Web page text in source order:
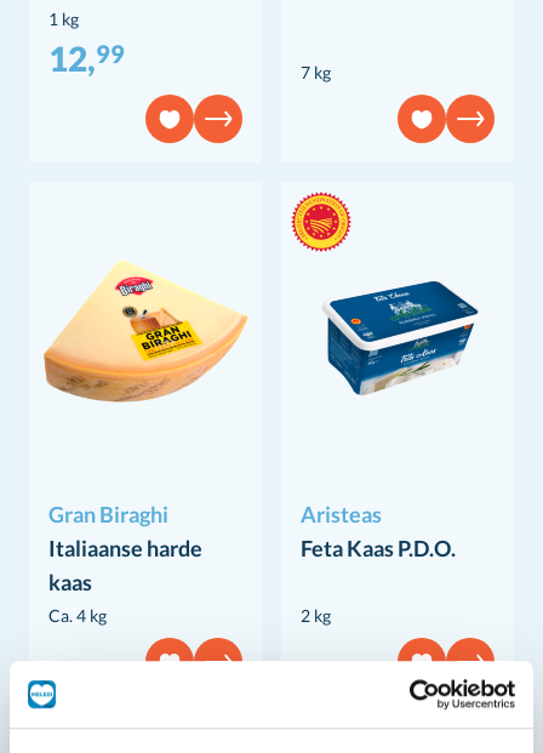
1 kg
12,99
7 kg
Gran Biraghi
Italiaanse harde
kaas
Ca. 4 kg
Aristeas
Feta Kaas P.D.O.
2 kg